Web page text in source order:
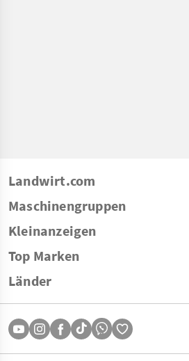
Landwirt.com
Maschinengruppen
Kleinanzeigen
Top Marken
Länder